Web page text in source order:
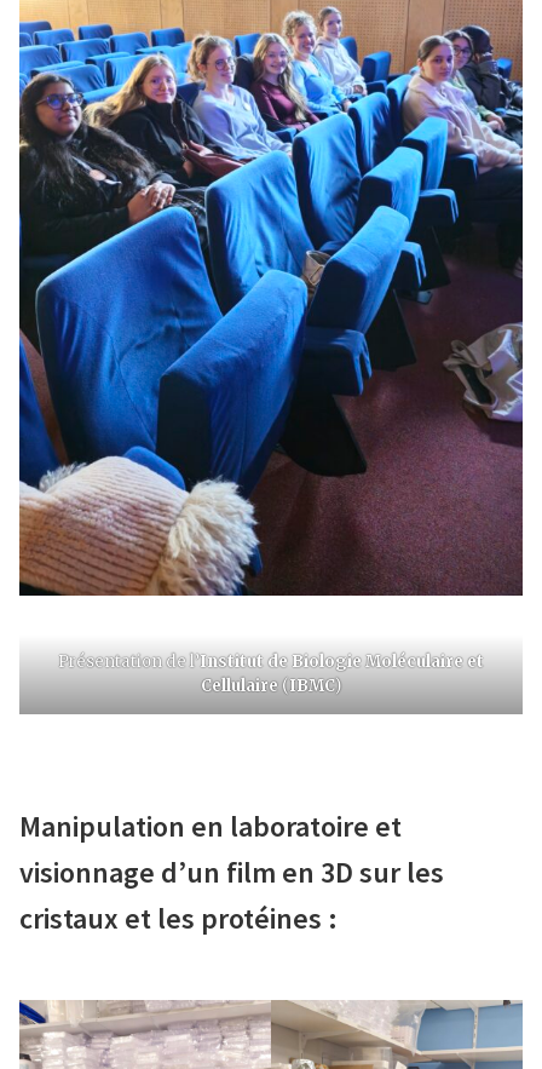
Présentation de l’Institut de Biologie Moléculaire et
Cellulaire(IBMC)
Manipulation en laboratoire et
visionnage d’un film en 3D sur les
cristaux et les protéines :